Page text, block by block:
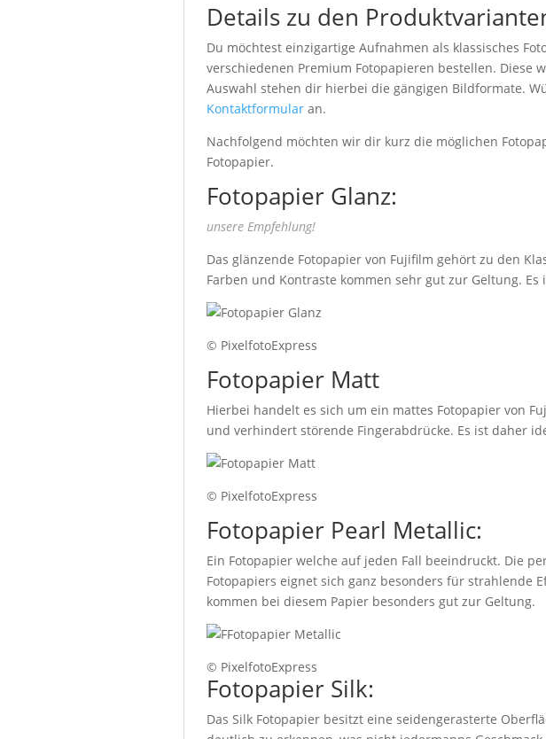
Details zu den
Du möchtest einzigartige Aufnahmen als klassisches
verschiedenen Premium Fotopapieren bestellen.
Auswahl stehen dir hierbei die gängigen Bildformate.
Kontaktformular an.
Nachfolgend möchten wir dir kurz die möglichen
Fotopapier.
Fotopapier Glanz:
unsere Empfehlung!
Das glänzende Fotopapier von Fujifilm gehört zu den
Farben und Kontraste kommen sehr gut zur Geltung.
© PixelfotoExpress
Fotopapier Matt
Hierbei handelt es sich um ein mattes Fotopapier von
und verhindert störende Fingerabdrücke. Es ist daher
© PixelfotoExpress
Fotopapier Pearl Metallic:
Ein Fotopapier welche auf jeden Fall beeindruckt. Die
Fotopapiers eignet sich ganz besonders für strahlende
kommen bei diesem Papier besonders gut zur Geltung.
© PixelfotoExpress
Fotopapier Silk:
Das Silk Fotopapier besitzt eine seidengerasterte